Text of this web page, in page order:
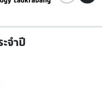
จำปี